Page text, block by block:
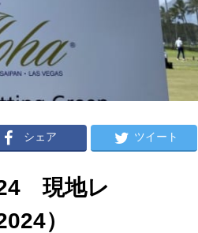
シェア ツイート
現地レ
）